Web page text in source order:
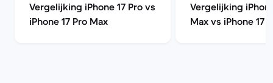
Vergelijking iPhone 17 Pro vs
iPhone 17 Pro Max
Vergelijking
Max vs iPhone 17